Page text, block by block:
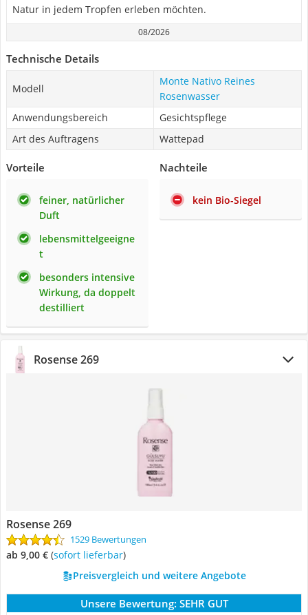
Natur in jedem Tropfen erleben möchten.
08/2026
Technische Details
Modell
Monte Nativo Reines
Rosenwasser
Anwendungsbereich
Gesichtspflege
Art des Auftragens
Wattepad
Vorteile
feiner, natürlicher
Duft
lebensmittelgeeigne
t
besonders intensive
Wirkung, da doppelt
destilliert
Nachteile
kein Bio-Siegel
Rosense 269
Rosense 269
1529 Bewertungen
ab 9,00 € ( Sofort lieferbar)
Preisvergleich und weitere Angebote
Unsere Bewertung: SEHR GUT